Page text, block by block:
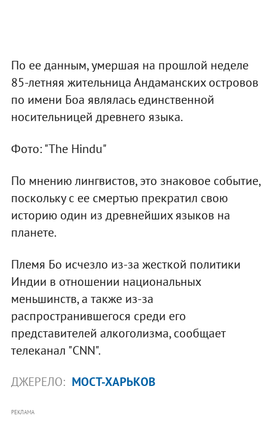
По ее данным, умершая на прошлой неделе
85-летняя жительница Андаманских островов
по имени Боа являлась единственной
носительницей древнего языка.
Фото: "The Hindu"
По мнению лингвистов, это знаковое событие,
поскольку с ее смертью прекратил свою
историю один из древнейших языков на
планете.
Племя Бо исчезло из-за жесткой политики
Индии в отношении национальных
меньшинств, а также из-за
распространившегося среди его
представителей алкоголизма, сообщает
телеканал "CNN".
ДЖЕРЕЛО: МОСТ-ХАРЬКОВ
РЕКЛАМА